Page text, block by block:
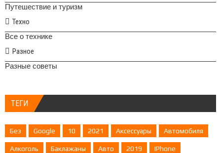
Путешествие и туризм
Техно
Все о технике
Разное
Разные советы
ТЕГИ
Без Google 10 2021 Аксессуары Автомобиля
Алкоголь Баклажаны Авто 2019 IPhone